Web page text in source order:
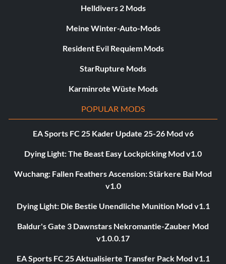
Helldivers 2 Mods
Meine Winter-Auto-Mods
Resident Evil Requiem Mods
StarRupture Mods
Karminrote Wüste Mods
POPULAR MODS
EA Sports FC 25 Kader Update 25-26 Mod v6
Dying Light: The Beast Easy Lockpicking Mod v1.0
Wuchang: Fallen Feathers Ascension: Stärkere Bai Mod
v1.0
Dying Light: Die Bestie Unendliche Munition Mod v1.1
Baldur's Gate 3 Dawnstars Nekromantie-Zauber Mod
v1.0.0.17
EA Sports FC 25 Aktualisierte Transfer Pack Mod v1.1